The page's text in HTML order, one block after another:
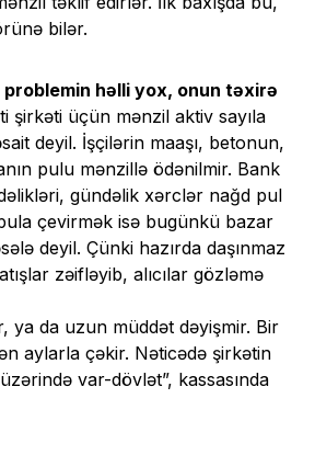
bilər.
problemin həlli yox, onun təxirə
şirkəti üçün mənzil aktiv sayıla
deyil. İşçilərin maaşı, betonun,
pulu mənzillə ödənilmir. Bank
gündəlik xərclər nağd pul
çevirmək isə bugünkü bazar
deyil. Çünki hazırda daşınmaz
zəifləyib, alıcılar gözləmə
ya da uzun müddət dəyişmir. Bir
aylarla çəkir. Nəticədə şirkətin
var-dövlət”, kassasında